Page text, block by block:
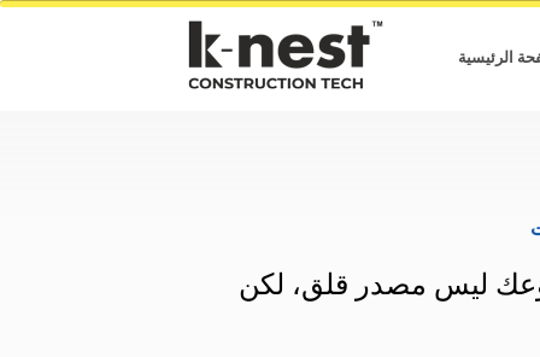
الرئيسية
ليس مصدر قلق، لكن